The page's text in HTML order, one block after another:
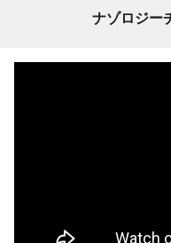
ナゾロジー